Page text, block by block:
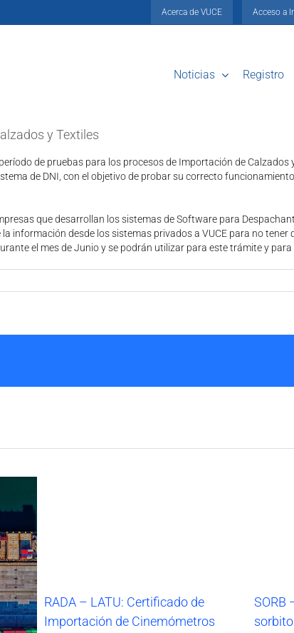
Acerca de VUCE Acceso a
Noticias Registro
y Textiles
de pruebas para los procesos de Importación de
de DNI, con el objetivo de probar su correcto
que desarrollan los sistemas de Software para
información desde los sistemas privados a VUCE para no
el mes de Junio y se podrán utilizar para este trámite y
RADA – LATU: Certificado de
Importación de Cinemómetros
SORB